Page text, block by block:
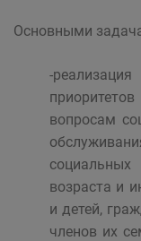
Основными
-
вопросам
возраста и
и детей,
членов их